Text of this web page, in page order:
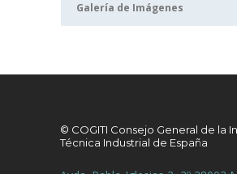
Galería de Imágenes
© COGITI Consejo General de la
Técnica Industrial de España